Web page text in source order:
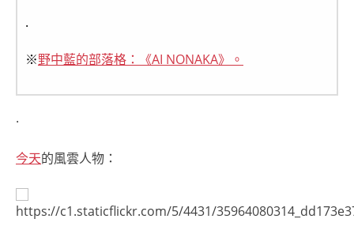
.
※野中藍的部落格：《AI NONAKA》。
.
今天的風雲人物：